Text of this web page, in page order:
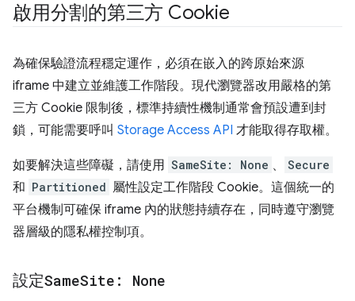
啟用分割的第三方 Cookie
為確保驗證流程穩定運作，必須在嵌入的跨原始來源
iframe 中建立並維護工作階段。現代瀏覽器改用嚴格的第
三方 Cookie 限制後，標準持續性機制通常會預設遭到封
鎖，可能需要呼叫 Storage Access API 才能取得存取權。
如要解決這些障礙，請使用 SameSite: None 、 Secure
和 Partitioned 屬性設定工作階段 Cookie。這個統一的
平台機制可確保 iframe 內的狀態持續存在，同時遵守瀏覽
器層級的隱私權控制項。
設定SameSite: None